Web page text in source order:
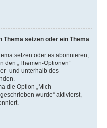
Thema setzen oder ein Thema
setzen oder es abonnieren,
den „Themen-Optionen“
und unterhalb des
die Option „Mich
wurde“ aktivierst,